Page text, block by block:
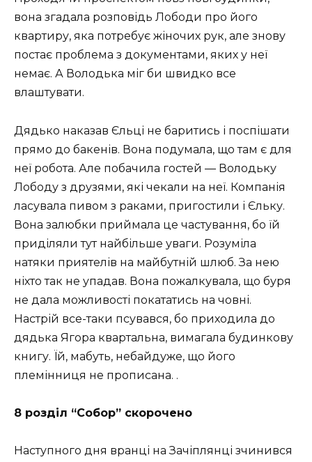
вона згадала розповідь Лободи про його
квартиру, яка потребує жіночих рук, але знову
постає проблема з документами, яких у неї
немає. А Володька міг би швидко все
влаштувати.
Дядько наказав Єльці не баритись і поспішати
прямо до бакенів. Вона подумала, що там є для
неї робота. Але побачила гостей — Володьку
Лободу з друзями, які чекали на неї. Компанія
ласувала пивом з раками, пригостили і Єльку.
Вона залюбки приймала це частування, бо їй
приділяли тут найбільше уваги. Розуміла
натяки приятелів на майбутній шлюб. За нею
ніхто так не упадав. Вона пожалкувала, що буря
не дала можливості покататись на човні.
Настрій все-таки псувався, бо приходила до
дядька Ягора квартальна, вимагала будинкову
книгу. Їй, мабуть, небайдуже, що його
племінниця не прописана. .
8 розділ “Собор” скорочено
Наступного дня вранці на Зачіплянці зчинився